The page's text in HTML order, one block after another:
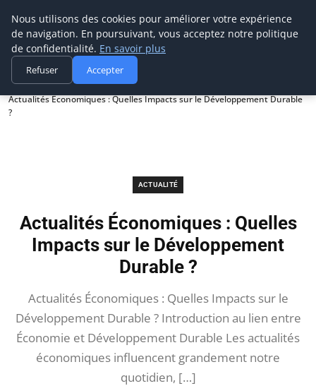
Prospection Pro
Accueil
Actualité
Actualités Économiques : Quelles Impacts sur le Développement Durable
?
ACTUALITÉ
Actualités Économiques : Quelles
Impacts sur le Développement
Durable ?
Actualités Économiques : Quelles Impacts sur le
Développement Durable ? Introduction au lien entre
Économie et Développement Durable Les actualités
économiques influencent grandement notre
quotidien, […]
Nous utilisons des cookies pour améliorer votre expérience
de navigation. En poursuivant, vous acceptez notre politique
de confidentialité. En savoir plus
Refuser Accepter